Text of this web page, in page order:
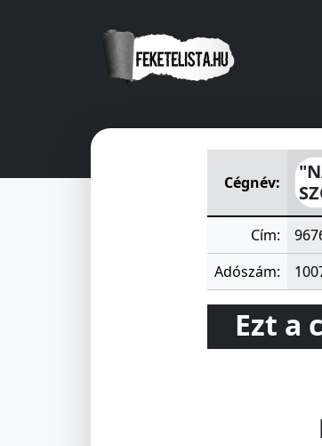
"NAGYMEZŐ"
Cégnév:
Cím:
Adószám:
Ezt a